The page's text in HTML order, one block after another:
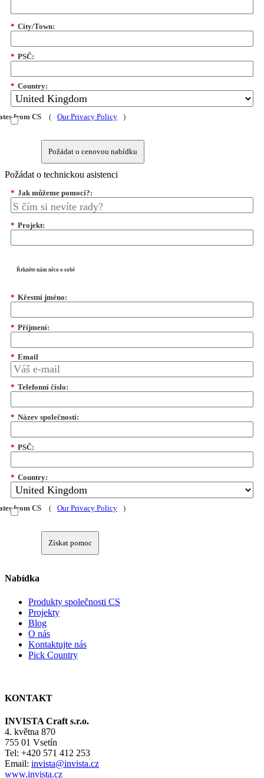
* City/Town:
* PSČ:
* Country:
from CS ( Our Privacy Policy )
Požádat o cenovou nabídku
Požádat o technickou asistenci
* Jak můžeme pomoci?:
* Projekt:
Řekněte nám něco o sobě
* Křestní jméno:
* Příjmení:
* Email
* Telefonní číslo:
* Název společnosti:
* PSČ:
* Country:
from CS ( Our Privacy Policy )
Získat pomoc
Nabídka
Produkty společnosti CS
Projekty
Blog
O nás
Kontaktujte nás
Pick Country
KONTAKT
INVISTA Craft s.r.o.
4. května 870
755 01 Vsetín
Tel: +420 571 412 253
Email: invista@invista.cz
www.invista.cz